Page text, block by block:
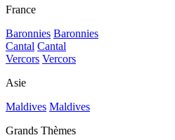
France
Baronnies Baronnies
Cantal Cantal
Vercors Vercors
Asie
Maldives Maldives
Grands Thèmes